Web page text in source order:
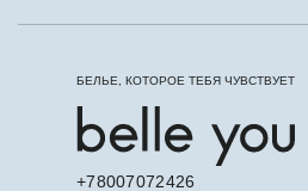
БЕЛЬЕ, КОТОРОЕ ТЕБЯ ЧУВСТВУЕТ
+78007072426